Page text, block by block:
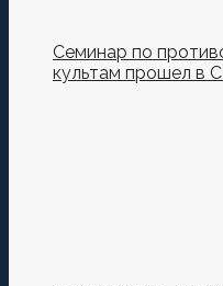
Семинар по
культам прошел в